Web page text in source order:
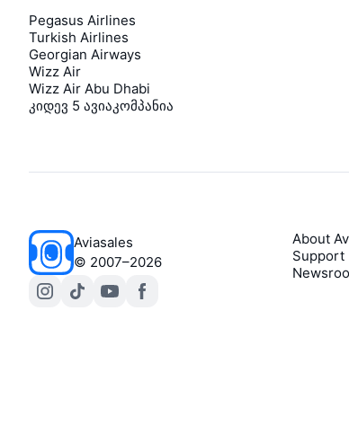
Pegasus Airlines
Turkish Airlines
Georgian Airways
Wizz Air
Wizz Air Abu Dhabi
კიდევ 5 ავიაკომპანია
Aviasales
© 2007–2026
About
Support